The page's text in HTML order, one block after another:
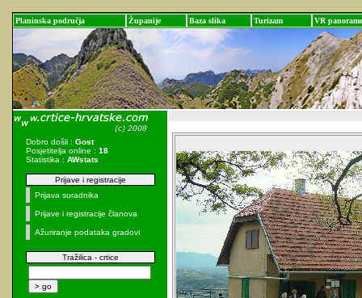
Planinska područja Županije Baza slika Turizam VR panorame
Dobro došli : Gost
Posjetitelja online : 18
Statistika : AWstats
Prijave i registracije
Prijava suradnika
Prijave i registracije članova
Ažuriranje podataka gradovi
Tražilica - crtice